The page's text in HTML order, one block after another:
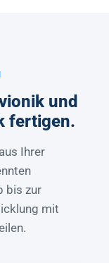
und
fertigen.
Ihrer
bis zur
mit